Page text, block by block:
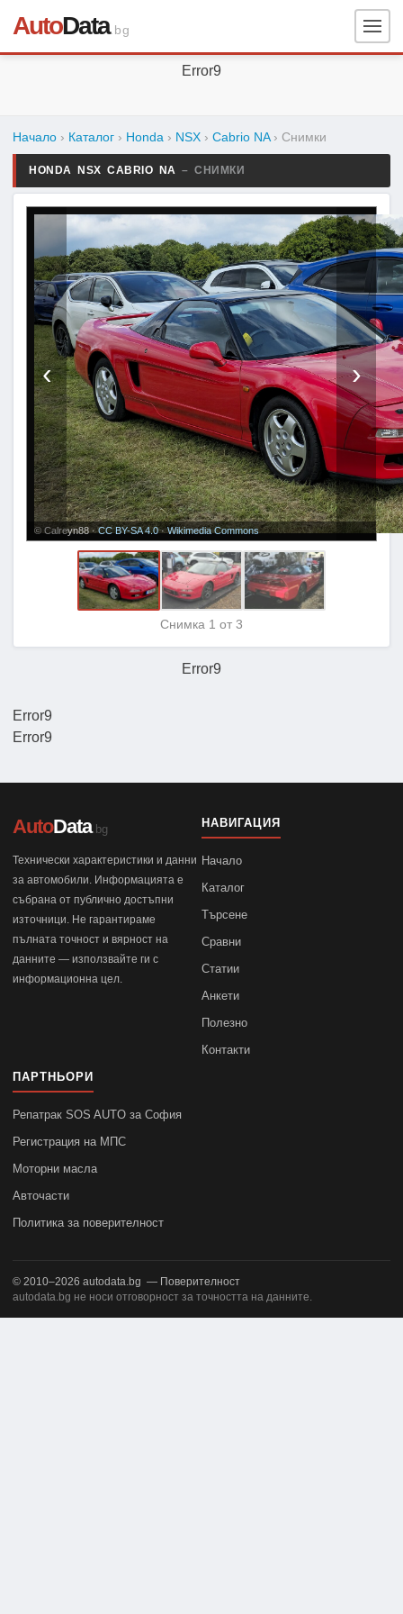
AutoData.bg
Error9
Error9
Начало › Каталог › Honda › NSX › Cabrio NA› Снимки
HONDA NSX CABRIO NA – СНИМКИ
© Calreyn88 ·CC BY-SA 4.0·Wikimedia Commons
‹ ›
Снимка 1 от 3
Error9
Error9
AutoData.bg
Технически характеристики и данни
за автомобили. Информацията е
събрана от публично достъпни
източници. Не гарантираме
пълната точност и вярност на
данните — използвайте ги с
информационна цел.
НАВИГАЦИЯ
Начало
Каталог
Търсене
Сравни
Статии
Анкети
Полезно
Контакти
ПАРТНЬОРИ
Репатрак SOS AUTO за София
Регистрация на МПС
Моторни масла
Авточасти
Политика за поверителност
© 2010–2026 autodata.bg — Поверителност
autodata.bg не носи отговорност за точността на данните.